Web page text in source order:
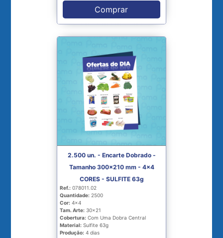
Comprar
2.500 un. - Encarte Dobrado -
Tamanho 300x210 mm - 4x4
CORES - SULFITE 63g
Ref.: 078011.02
Quantidade: 2500
Cor: 4x4
Tam. Arte: 30x21
Cobertura: Com Uma Dobra Central
Material: Sulfite 63g
Produção: 4 dias